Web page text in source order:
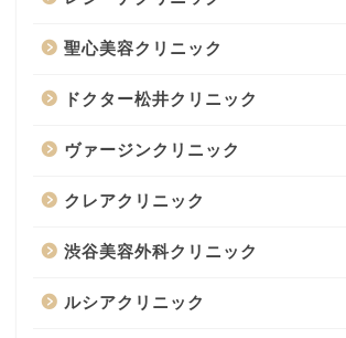
聖心美容クリニック
ドクター松井クリニック
ヴァージンクリニック
クレアクリニック
渋谷美容外科クリニック
ルシアクリニック